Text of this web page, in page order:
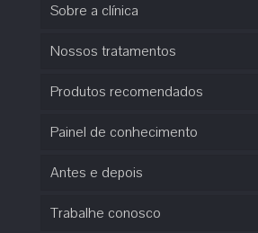
Sobre a clínica
Nossos tratamentos
Produtos recomendados
Painel de conhecimento
Antes e depois
Trabalhe conosco